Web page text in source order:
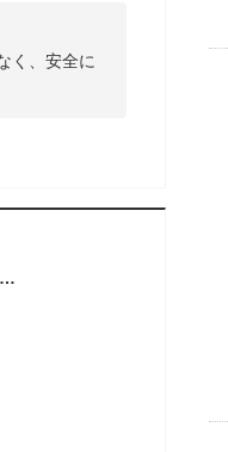
く、安全に
ペット用 速乾 オーガニック シャンプー INOPET 獣医師推奨 犬猫専用 国産 無添加 オールインワン 保湿 無香料 低刺激 300ml CICA 犬 猫 液体タイプ 犬用 猫用 消臭 トリートメント はや乾き ボトル